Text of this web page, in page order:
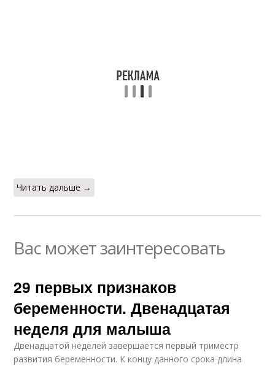
Читать дальше →
Вас может заинтересовать
29 первых признаков
беременности. Двенадцатая
неделя для малыша
Двенадцатой неделей завершается первый триместр
развития беременности. К концу данного срока длина